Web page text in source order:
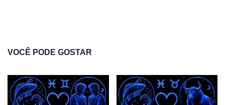
VOCÊ PODE GOSTAR